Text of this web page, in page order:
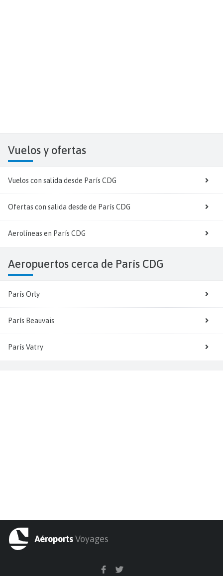
Vuelos y ofertas
Vuelos con salida desde París CDG
Ofertas con salida desde de París CDG
Aerolíneas en París CDG
Aeropuertos cerca de París CDG
París Orly
París Beauvais
París Vatry
AéroportsVoyages